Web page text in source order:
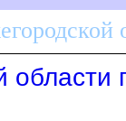
области